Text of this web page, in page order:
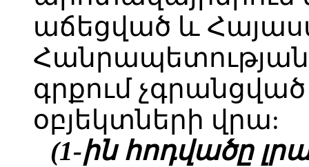
աճեցված և
Հանրապետության
գրքում
օբյեկտների վրա:
(1-ին հոդվածը